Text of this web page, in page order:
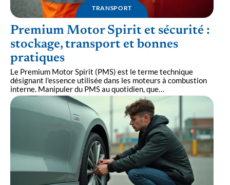
TRANSPORT
Premium Motor Spirit et sécurité :
stockage, transport et bonnes
pratiques
Le Premium Motor Spirit (PMS) est le terme technique
désignant l'essence utilisée dans les moteurs à combustion
interne. Manipuler du PMS au quotidien, que…